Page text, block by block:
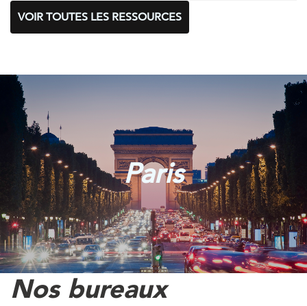
VOIR TOUTES LES RESSOURCES
Paris
Nos bureaux